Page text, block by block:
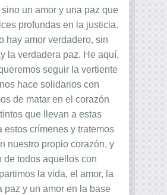
un amor y una paz que
profundas en la justicia.
hay amor verdadero, sin
la verdadera paz. He aquí,
seguir la vertiente
hace solidarios con
de matar en el corazón
que llevan a estas
estos crímenes y tratemos
nuestro propio corazón, y
de todos aquellos con
la vida, el amor, la
paz y un amor en la base